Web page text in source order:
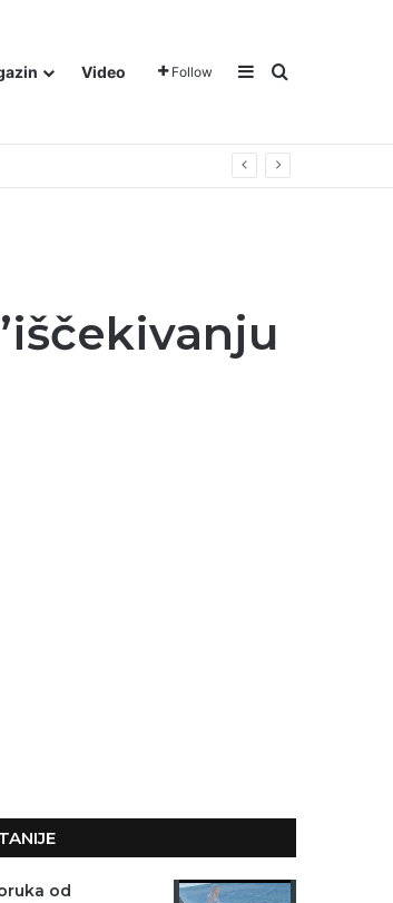
Video Follow Sidebar
Traži
od